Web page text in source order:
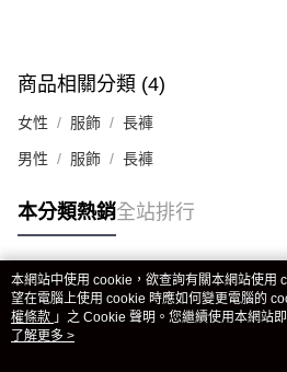
商品相關分類 (4)
女性 服飾 長褲
男性 服飾 長褲
本分類熱銷全站排行
熱門標籤
本網站中使用 cookie，欲查詢有關本網站使用
望在電腦上使用 cookie 時應如何變更電腦的
權條款 」之 Cookie 聲明。您繼續使用本網站
用條款之 Cookie 聲明使用 cookie。
了解更多 >